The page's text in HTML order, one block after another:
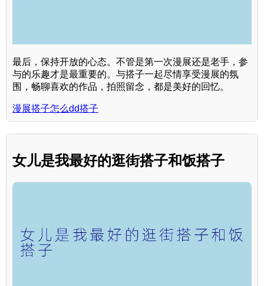
最后，保持开放的心态。不管是第一次漫展还是老手，参
与的乐趣才是最重要的。与搭子一起尽情享受漫展的氛
围，畅聊喜欢的作品，拍照留念，都是美好的回忆。
漫展搭子怎么dd搭子
女儿是我最好的逛街搭子和饭搭子